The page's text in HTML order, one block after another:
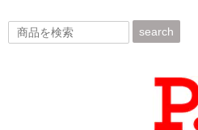
search